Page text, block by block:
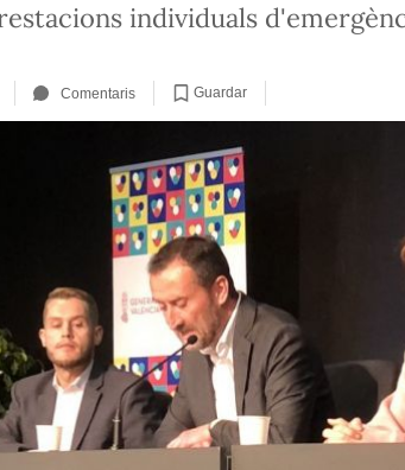
individuals
Comentaris Guardar